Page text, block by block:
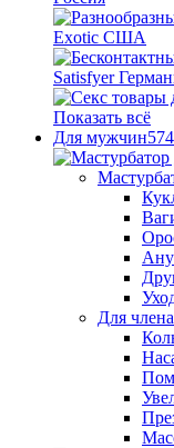
Показать всё
Для мужчин
Для члена